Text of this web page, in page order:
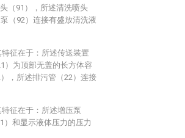
（91），所述清洗喷头
（92）连接有盛放清洗液
征在于：所述传送装置
）为顶部无盖的长方体容
，所述排污管（22）连接
征在于：所述增压泵
）和显示液体压力的压力